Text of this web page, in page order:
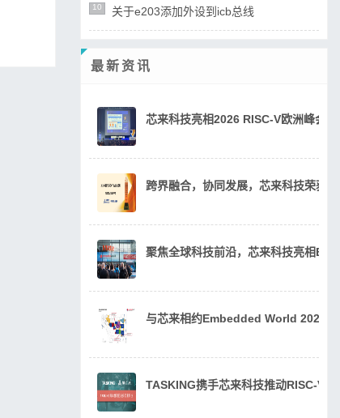
10 关于e203添加外设到icb总线
最新资讯
芯来科技亮相2026 RISC-V欧洲峰会
跨界融合，协同发展，芯来科技荣获
聚焦全球科技前沿，芯来科技亮相
与芯来相约Embedded World 2026，
TASKING携手芯来科技推动RISC-V汽